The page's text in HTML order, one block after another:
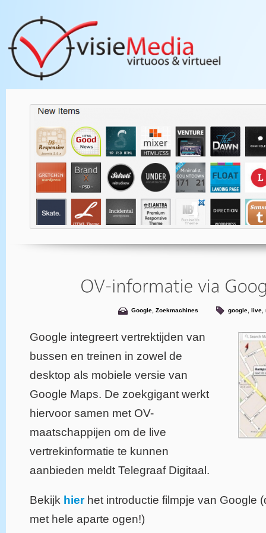
Google, Zoekmachines google, live,
Google integreert vertrektijden van
bussen en treinen in zowel de
desktop als mobiele versie van
Google Maps. De zoekgigant werkt
hiervoor samen met OV-
maatschappijen om de live
vertrekinformatie te kunnen
aanbieden meldt Telegraaf Digitaal.
Bekijk hier het introductie filmpje van Google
met hele aparte ogen!)